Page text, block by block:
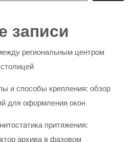
записи
региональным центром
и способы крепления: обзор
для оформления окон
притяжения:
архива в фазовом